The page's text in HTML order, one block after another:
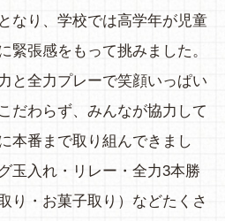
なり、学校では高学年が児童
緊張感をもって挑みました。
と全力プレーで笑顔いっぱい
だわらず、みんなが協力して
本番まで取り組んできまし
玉入れ・リレー・全力3本勝
り・お菓子取り）などたくさ